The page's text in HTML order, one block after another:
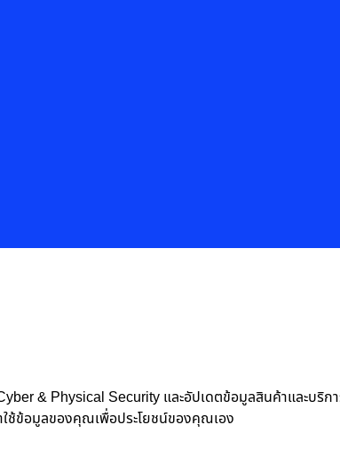
& Physical Security และอัปเดตข้อมูลสินค้าและบ
ช้ข้อมูลของคุณเพื่อประโยชน์ของคุณเอง